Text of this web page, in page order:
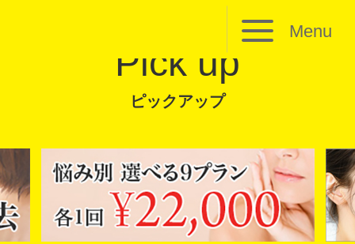
Menu
Pick up
ピックアップ